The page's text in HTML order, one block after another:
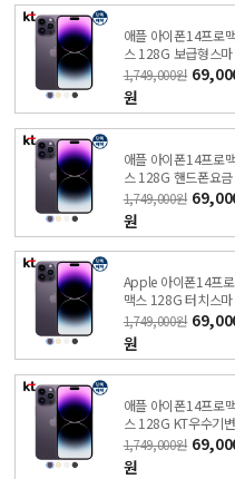
애플 아이폰14프로맥
스 128G 보급형스마
트폰 비밀 특가폰 KT
영점
1,749,000원
원
애플 아이폰14프로맥
스 128G 핸드폰요금
대납 비밀 특가폰 KT
영점
1,749,000원
원
Apple 아이폰14프로
맥스 128G 터치스마
트폰 비밀 특가폰 직
KT샵
1,749,000원
원
애플 아이폰14프로맥
스 128G KT우수기변
비밀 특가폰 KT직영
1,749,000원
원